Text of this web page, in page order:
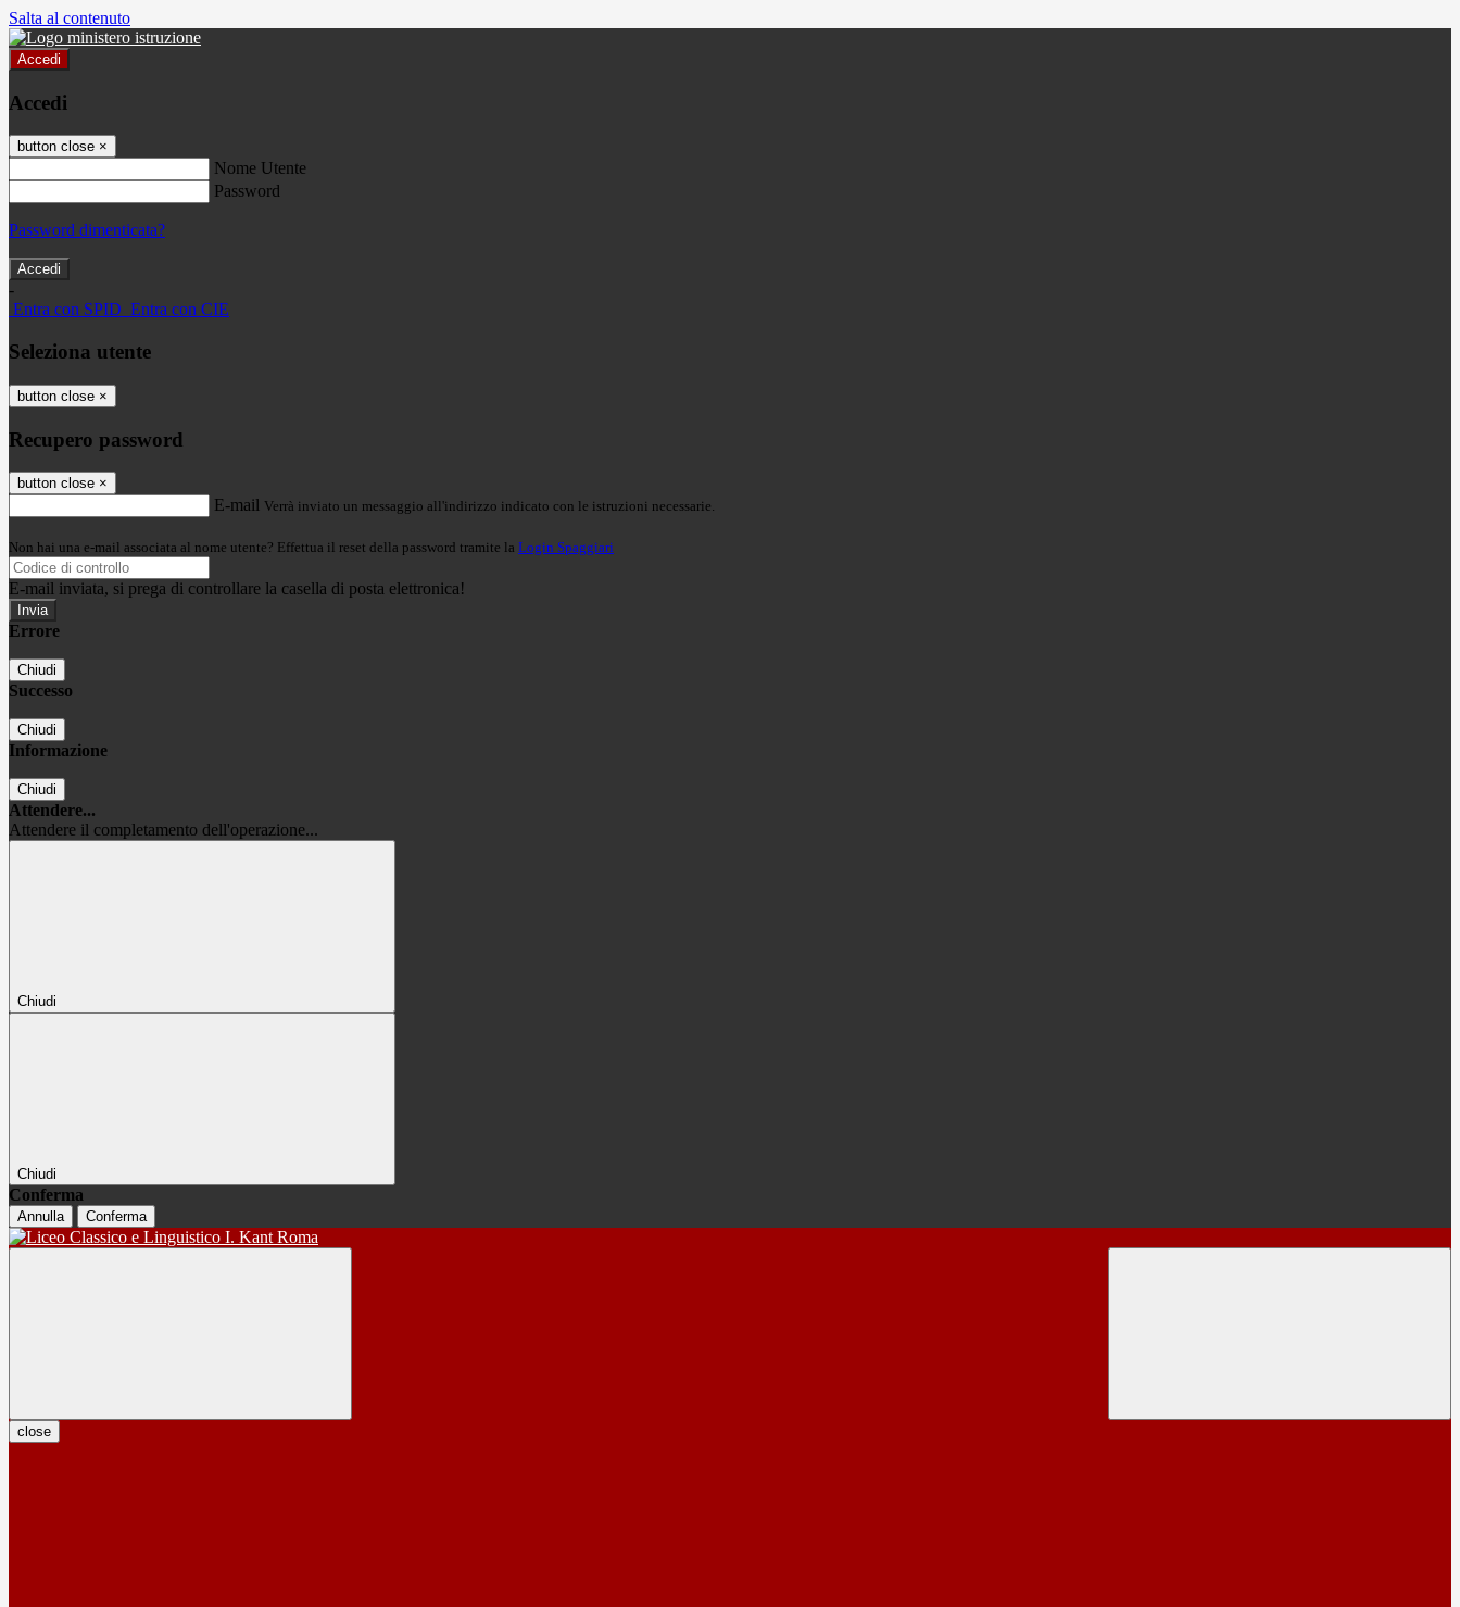
Salta al contenuto
Accedi
Accedi
button close ×
Nome Utente
Password
Password dimenticata?
-
Entra con SPID Entra con CIE
Seleziona utente
button close ×
Recupero password
button close ×
E-mail Verrà inviato un messaggio all'indirizzo indicato con le istruzioni necessarie.
Non hai una e-mail associata al nome utente? Effettua il reset della password tramite la Login Spaggiari
E-mail inviata, si prega di controllare la casella di posta elettronica!
Errore
Chiudi
Successo
Chiudi
Informazione
Chiudi
Attendere...
Attendere il completamento dell'operazione...
Chiudi
Chiudi
Conferma
Annulla Conferma
close